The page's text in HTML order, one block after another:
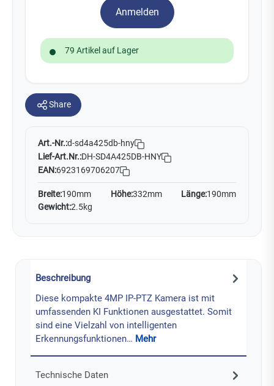
Anmelden
79 Artikel auf Lager
Share
Art.-Nr.:d-sd4a425db-hny
Lief-Art.Nr.:DH-SD4A425DB-HNY
EAN:6923169706207
Breite:190mm Höhe:332mm Länge:190mm
Gewicht:2.5kg
Beschreibung
Diese kompakte 4MP IP-PTZ Kamera ist mit
umfassenden KI Funktionen ausgestattet. Somit
sind eine Vielzahl von intelligenten
Erkennungsfunktionen… Mehr
Technische Daten